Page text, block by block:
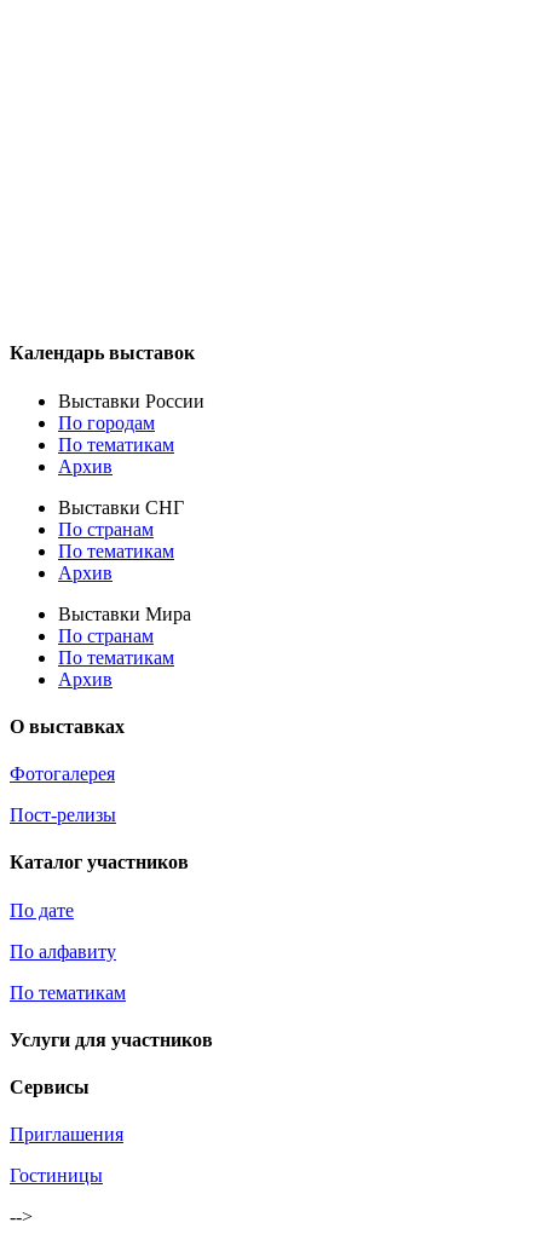
Календарь выставок
Выставки России
По городам
По тематикам
Архив
Выставки СНГ
По странам
По тематикам
Архив
Выставки Мира
По странам
По тематикам
Архив
О выставках
Фотогалерея
Пост-релизы
Каталог участников
По дате
По алфавиту
По тематикам
Услуги для участников
Сервисы
Приглашения
Гостиницы
-->